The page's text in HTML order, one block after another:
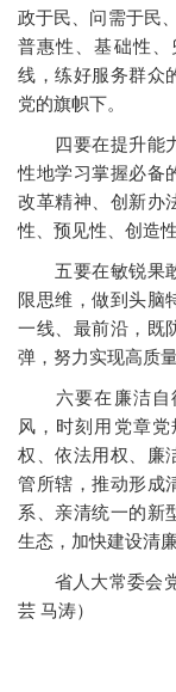
政于民、问需于民
普惠性、基础性
线，练好服务群众
党的旗帜下。
四要在提升能力
性地学习掌握必备
改革精神、创新办
性、预见性、创造
五要在敏锐果敢
限思维，做到头脑
一线、最前沿，既
弹，努力实现高质
六要在廉洁自
风，时刻用党章
权、依法用权、廉
管所辖，推动形成
系、亲清统一的新
生态，加快建设清廉
省人大常委会党
芸 马涛）